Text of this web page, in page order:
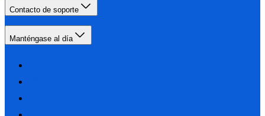
Contacto de soporte
Manténgase al día